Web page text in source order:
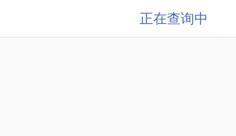
正在查询中